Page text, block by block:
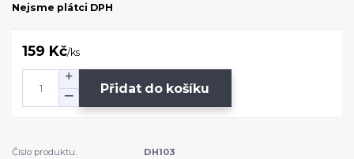
Nejsme plátci DPH
159 Kč/ks
Přidat do košíku
Číslo produktu:
DH103